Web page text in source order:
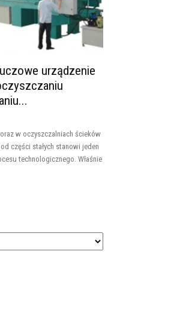
urządzenie
w oczyszczalniach ścieków
części stałych stanowi jeden
technologicznego. Właśnie